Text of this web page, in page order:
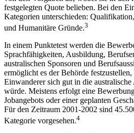
festgelegten Quote belieben. Bei den
Kategorien unterschieden:
und Humanitäre Gründe.3
In einem Punktetest werden die
Sprachfähigkeiten, Ausbildung,
australischen Sponsoren und
ermöglicht es der Behörde
Einwanderer sich gut in die
würde. Meistens erfolgt eine
Jobangebots oder einer geplanten
Für den Zeitraum 2001-2002 sind
Kategorie vorgesehen.4